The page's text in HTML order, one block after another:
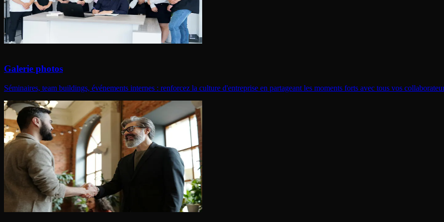
Galerie photos
Séminaires, team buildings, événements internes : renforcez la culture d'entreprise en partageant les moments forts avec tous vos